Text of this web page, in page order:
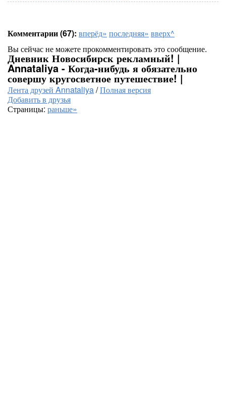
Комментарии (67): вперёд» последняя» вверх^
Вы сейчас не можете прокомментировать это сообщение.
Дневник Новосибирск рекламный! |
Annataliya - Когда-нибудь я обязательно
совершу кругосветное путешествие! |
Лента друзей Annataliya/Полная версия
Добавить в друзья
Страницы: раньше»